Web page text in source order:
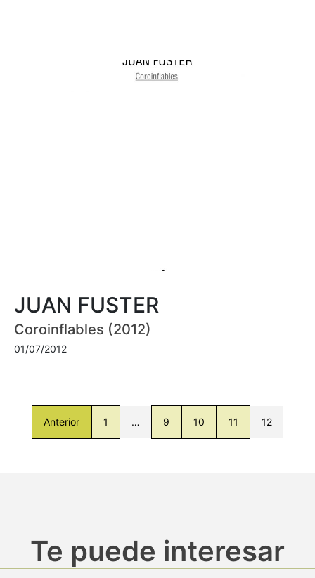
JUAN FUSTER
Coroinflables (2012)
01/07/2012
Anterior 1 … 9 10 11 12
Te puede interesar